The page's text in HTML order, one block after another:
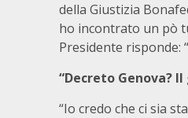
della Giustizia
ho incontrato un pò
Presidente risponde:
“Decreto Genova?
“Io credo che ci sia